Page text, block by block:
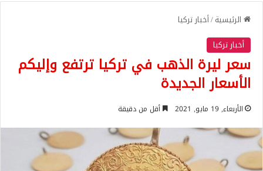
الرئيسية/أخبار تركيا
أخبار تركيا
سعر ليرة الذهب في تركيا ترتفع وإليكم
الأسعار الجديدة
الأربعاء, 19 مايو, 2021 أقل من دقيقة